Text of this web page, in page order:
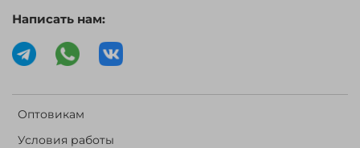
Оптовикам
Условия работы
Написать нам: